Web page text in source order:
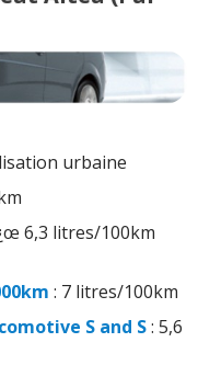
urbaine
6,3 litres/100km
: 7 litres/100km
S and S: 5,6